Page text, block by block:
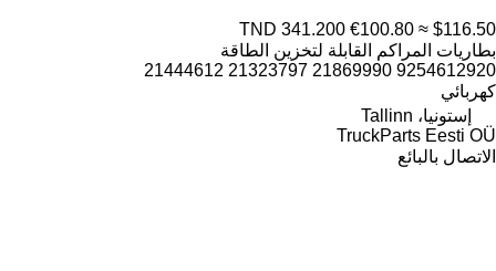
TND 341.200 €100.80 ≈ $116.50
بطاريات المراكم القابلة لتخزين الطاقة
9254612920 21869990 21323797 21444612
كهربائي
إستونيا، Tallinn
TruckParts Eesti OÜ
الاتصال بالبائع